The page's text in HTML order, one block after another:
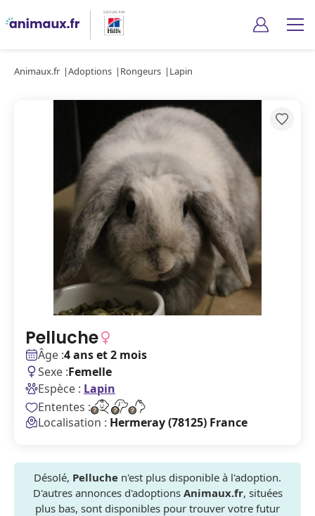
Animaux.fr Adoptions Rongeurs Lapin
Pelluche
Âge :4 ans et 2 mois
Sexe :Femelle
Espèce : Lapin
Ententes :
Localisation : Hermeray (78125) France
Désolé, Pelluche n'est plus disponible à l'adoption.
D'autres annonces d'adoptions Animaux.fr, situées
plus bas, sont disponibles pour trouver votre futur